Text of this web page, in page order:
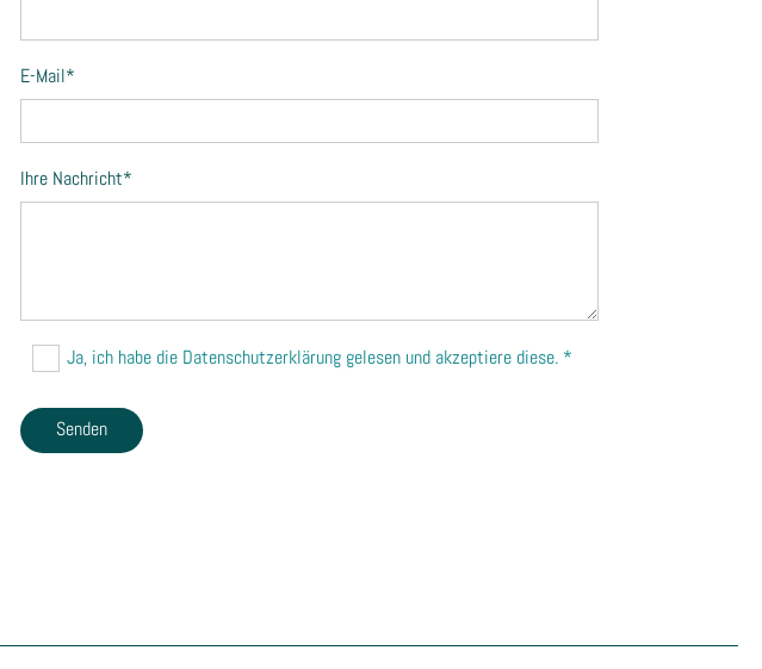
E-Mail*
Ihre Nachricht*
Ja, ich habe die Datenschutzerklärung gelesen und akzeptiere diese. *